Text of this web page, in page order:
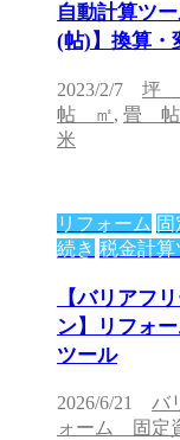
自動計算ツ
(帖)】換算・
2023/2/7 坪
帖 ㎡, 畳
米
リフォーム
続き 税金計算
【バリアフ
ン】リフォ
ツール
2026/6/21 バ
ォーム 固定